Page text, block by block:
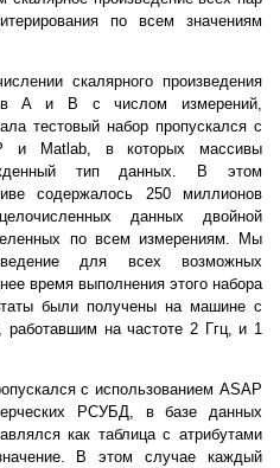
по всем значениям
скалярного произведения
A и B с числом измерений,
тестовый набор пропускался с
и Matlab, в которых массивы
тип данных. В этом
содержалось 250 миллионов
данных двойной
по всем измерениям. Мы
для всех возможных
время выполнения этого набора
были получены на машине с
на частоте 2 Ггц, и 1
с использованием ASAP
РСУБД, в базе данных
как таблица с атрибутами
В этом случае каждый